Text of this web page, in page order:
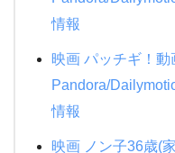
情報
映画 パッチギ！動
Pandora/
情報
映画 ノン子36歳(